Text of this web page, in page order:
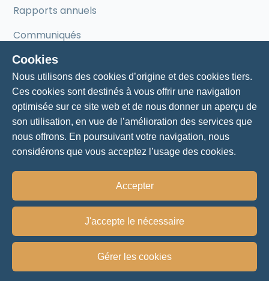
Rapports annuels
Communiqués
Mentorat
Mentorat pour entrepreneurs
Nos mentors
© 2024 - Chambre de commerce et d'industrie Lac-
Politique de vie privée
Cookies
Nous utilisons des cookies d’origine et des cookies tiers.
Ces cookies sont destinés à vous offrir une navigation
optimisée sur ce site web et de nous donner un aperçu de
son utilisation, en vue de l’amélioration des services que
nous offrons. En poursuivant votre navigation, nous
considérons que vous acceptez l’usage des cookies.
Accepter
J'accepte le nécessaire
Gérer les cookies